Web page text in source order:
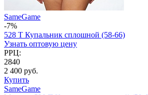
SameGame
-7%
528 T Купальник сплошной (58-66)
Узнать оптовую цену
РРЦ:
2840
2 400 руб.
Купить
SameGame